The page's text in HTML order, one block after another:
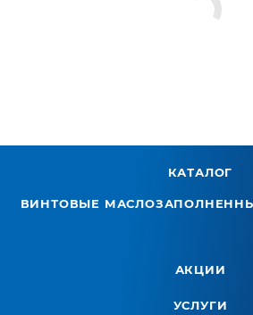
КАТАЛОГ
ВИНТОВЫЕ
АКЦИИ
УСЛУГИ